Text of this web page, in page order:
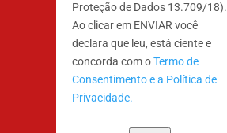
Proteção de Dados 13.709/18).
Ao clicar em ENVIAR você
declara que leu, está ciente e
concorda com oTermo de
Consentimento e a Política de
Privacidade.